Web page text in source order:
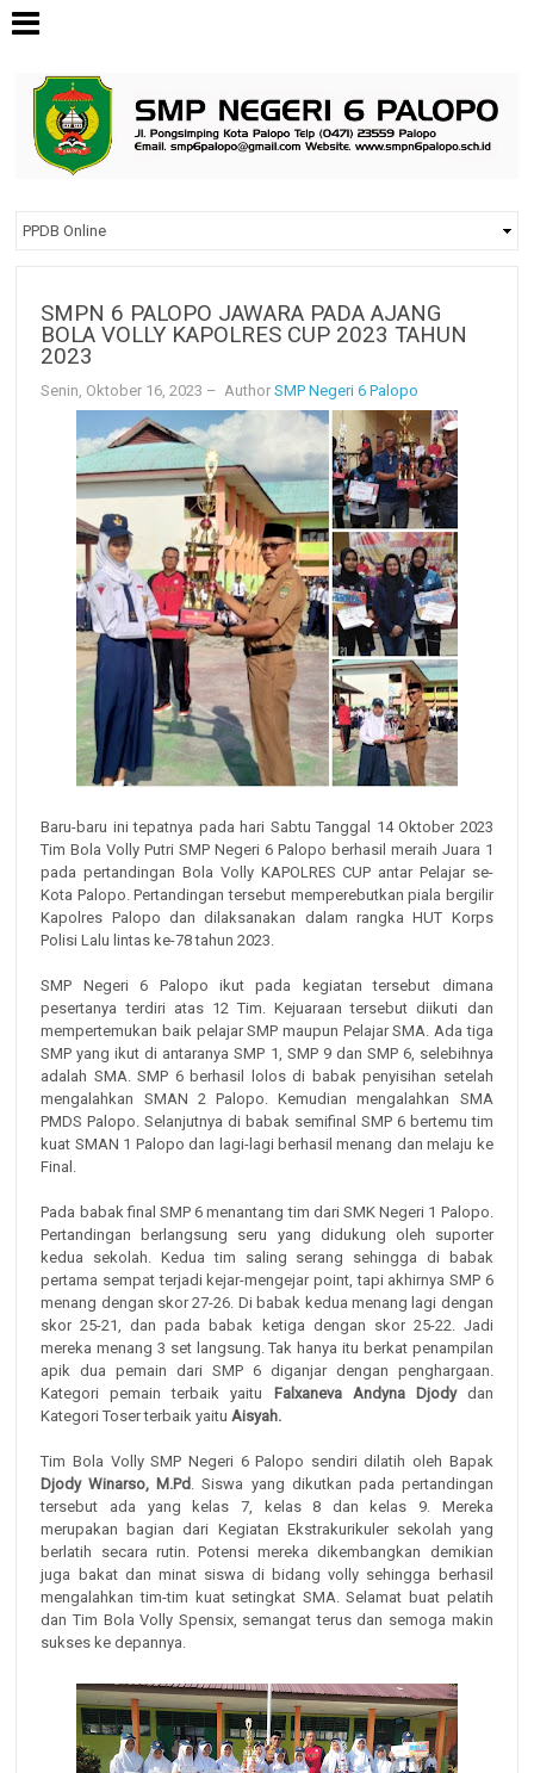
SMPN 6 PALOPO JAWARA PADA AJANG
BOLA VOLLY KAPOLRES CUP 2023 TAHUN
2023
Senin, Oktober 16, 2023 – AuthorSMP Negeri 6 Palopo
Baru-baru ini tepatnya pada hari Sabtu Tanggal 14 Oktober 2023
Tim Bola Volly Putri SMP Negeri 6 Palopo berhasil meraih Juara 1
pada pertandingan Bola Volly KAPOLRES CUP antar Pelajar se-
Kota Palopo. Pertandingan tersebut memperebutkan piala bergilir
Kapolres Palopo dan dilaksanakan dalam rangka HUT Korps
Polisi Lalu lintas ke-78 tahun 2023.
SMP Negeri 6 Palopo ikut pada kegiatan tersebut dimana
pesertanya terdiri atas 12 Tim. Kejuaraan tersebut diikuti dan
mempertemukan baik pelajar SMP maupun Pelajar SMA. Ada tiga
SMP yang ikut di antaranya SMP 1, SMP 9 dan SMP 6, selebihnya
adalah SMA. SMP 6 berhasil lolos di babak penyisihan setelah
mengalahkan SMAN 2 Palopo. Kemudian mengalahkan SMA
PMDS Palopo. Selanjutnya di babak semifinal SMP 6 bertemu tim
kuat SMAN 1 Palopo dan lagi-lagi berhasil menang dan melaju ke
Final.
Pada babak final SMP 6 menantang tim dari SMK Negeri 1 Palopo.
Pertandingan berlangsung seru yang didukung oleh suporter
kedua sekolah. Kedua tim saling serang sehingga di babak
pertama sempat terjadi kejar-mengejar point, tapi akhirnya SMP 6
menang dengan skor 27-26. Di babak kedua menang lagi dengan
skor 25-21, dan pada babak ketiga dengan skor 25-22. Jadi
mereka menang 3 set langsung. Tak hanya itu berkat penampilan
apik dua pemain dari SMP 6 diganjar dengan penghargaan.
Kategori pemain terbaik yaitu Falxaneva Andyna Djodydan
Kategori Toser terbaik yaituAisyah.
Tim Bola Volly SMP Negeri 6 Palopo sendiri dilatih oleh Bapak
Djody Winarso, M.Pd. Siswa yang dikutkan pada pertandingan
tersebut ada yang kelas 7, kelas 8 dan kelas 9. Mereka
merupakan bagian dari Kegiatan Ekstrakurikuler sekolah yang
berlatih secara rutin. Potensi mereka dikembangkan demikian
juga bakat dan minat siswa di bidang volly sehingga berhasil
mengalahkan tim-tim kuat setingkat SMA. Selamat buat pelatih
dan Tim Bola Volly Spensix, semangat terus dan semoga makin
sukses ke depannya.